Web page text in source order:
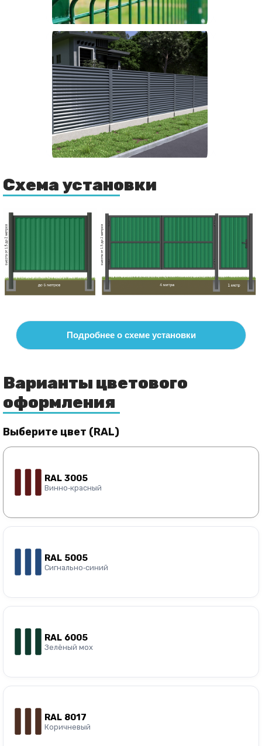
Схема установки
Подробнее о схеме установки
Варианты цветового
оформления
Выберите цвет (RAL)
RAL 3005
Винно‑красный
RAL 5005
Сигнально‑синий
RAL 6005
Зелёный мох
RAL 8017
Коричневый